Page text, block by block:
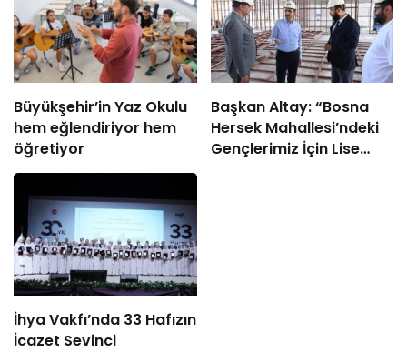
Büyükşehir’in Yaz Okulu
hem eğlendiriyor hem
öğretiyor
Başkan Altay: “Bosna
Hersek Mahallesi’ndeki
Gençlerimiz İçin Lise
İhya Vakfı’nda 33 Hafızın
İcazet Sevinci